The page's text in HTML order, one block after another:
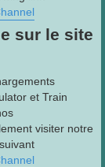
sur le site
et Train
visiter notre